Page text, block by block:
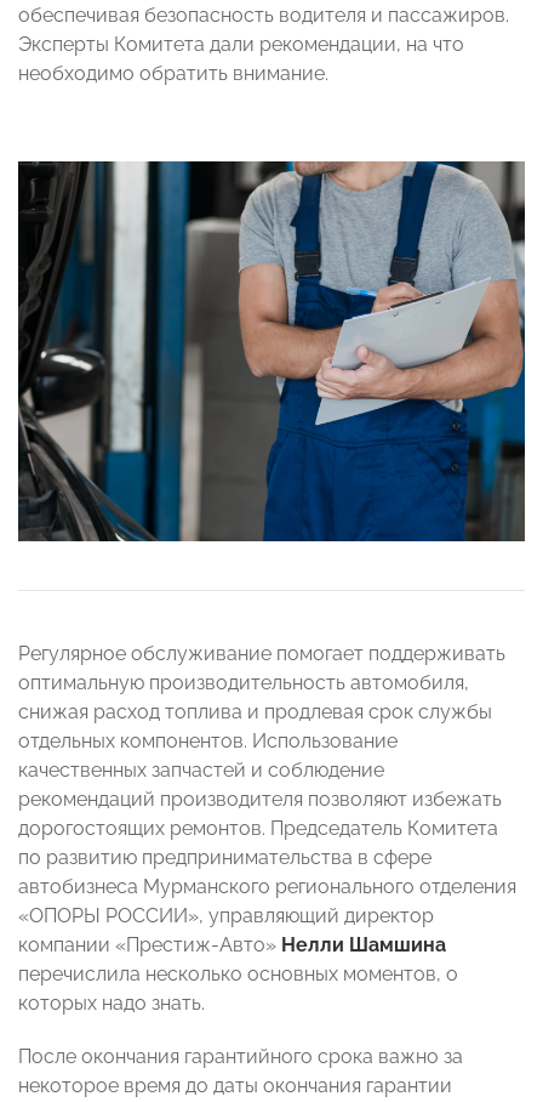
обеспечивая безопасность водителя и пассажиров.
Эксперты Комитета дали рекомендации, на что
необходимо обратить внимание.
Регулярное обслуживание помогает поддерживать
оптимальную производительность автомобиля,
снижая расход топлива и продлевая срок службы
отдельных компонентов. Использование
качественных запчастей и соблюдение
рекомендаций производителя позволяют избежать
дорогостоящих ремонтов. Председатель Комитета
по развитию предпринимательства в сфере
автобизнеса Мурманского регионального отделения
«ОПОРЫ РОССИИ», управляющий директор
компании «Престиж-Авто» Нелли Шамшина
перечислила несколько основных моментов, о
которых надо знать.
После окончания гарантийного срока важно за
некоторое время до даты окончания гарантии